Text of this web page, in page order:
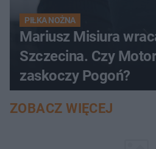
PIŁKA NOŻNA
Mariusz Misiura
Szczecina. Czy
zaskoczy Pogoń?
ZOBACZ WIĘCEJ